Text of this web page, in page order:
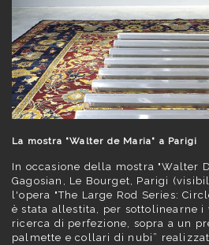
La mostra "Walter de Maria" a Parigi
In occasione della mostra "Walter
Gagosian, Le Bourget, Parigi
l'opera "The Large Rod Series:
è stata allestita, per sottolinearne i
ricerca di perfezione, sopra a un
palmette e collari di nubi”